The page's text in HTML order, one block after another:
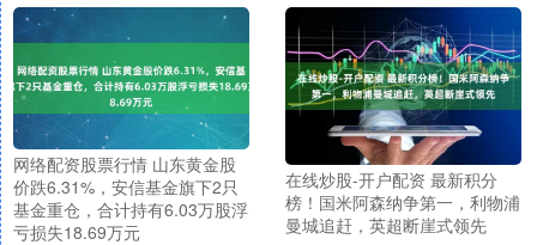
网络配资股票行情 山东黄金股
价跌6.31%，安信基金旗下2只
基金重仓，合计持有6.03万股浮
亏损失18.69万元
在线炒股-开户配资 最新积分
榜！国米阿森纳争第一，利物浦
曼城追赶，英超断崖式领先